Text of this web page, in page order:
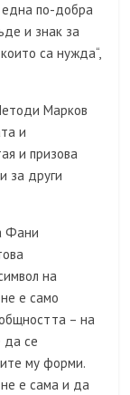
една по-добра
и знак за
са нужда“,
Марков
и
и призова
за други
Фани
на
е само
– на
да се
му форми.
е сама и да